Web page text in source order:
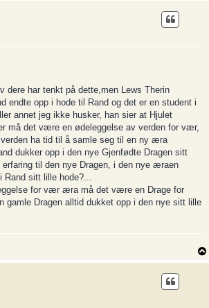
dere har tenkt på dette,men Lews Therin
endte opp i hode til Rand og det er en student i
annet jeg ikke husker, han sier at Hjulet
må det være en ødeleggelse av verden for vær,
ha tid til å samle seg til en ny æra
dukker opp i den nye Gjenfødte Dragen sitt
erfaring til den nye Dragen, i den nye æraen
sitt lille hode?...
for vær æra må det være en Drage for
Dragen alltid dukket opp i den nye sitt lille